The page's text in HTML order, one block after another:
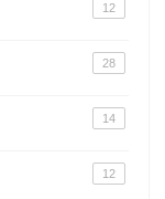
12
28
14
12